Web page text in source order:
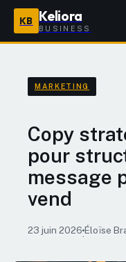
KB Keliora
BUSINESS
MARKETING
Copy
pour
message
vend
23 juin 2026
·
Éloïse